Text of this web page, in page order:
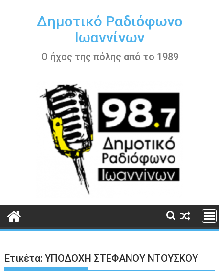
περιεχόμενοΔημοτικό Ραδιόφωνο
Ιωαννίνων
Ο ήχος της πόλης από το 1989
Ετικέτα:ΥΠΟΔΟΧΗ ΣΤΕΦΑΝΟΥ ΝΤΟΥΣΚΟΥ